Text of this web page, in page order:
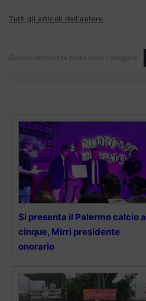
Tutti gli articoli dell'autore
Questo articolo fa parte delle categorie:
Si presenta il Palermo calcio a
cinque, Mirri presidente
onorario